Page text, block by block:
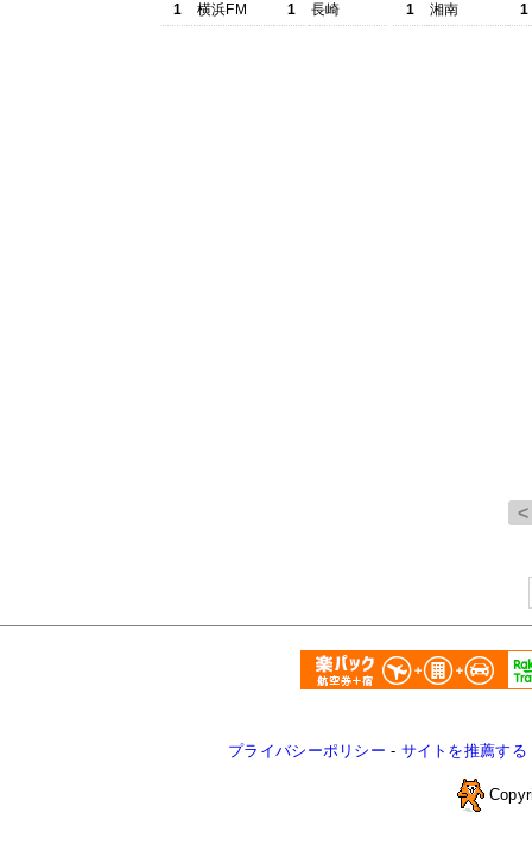
1
横浜FM 1 長崎
1
湘南 1
プライバシーポリシー - サイトを推薦する